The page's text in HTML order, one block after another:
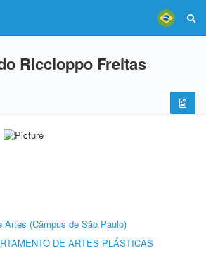
Riccioppo Freitas
Artes (Câmpus de São Paulo)
DE ARTES PLÁSTICAS